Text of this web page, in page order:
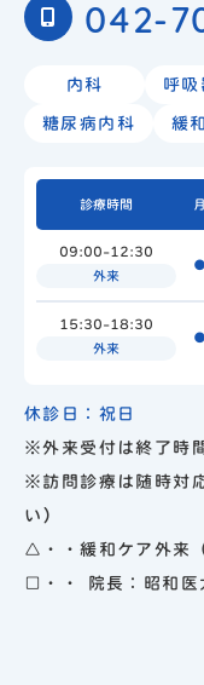
042-
内科 呼吸
糖尿病内科 緩
診療時間 月
09:00-12:30
外来
●
15:30-18:30
外来
●
休診日：祝日
※外来受付は終了時
※訪問診療は随時対
い）
△・・緩和ケア外来
□・・ 院長：昭和医